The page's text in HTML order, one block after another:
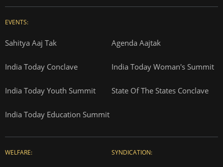
EVENTS:
Sahitya Aaj Tak Agenda Aajtak
India Today Conclave India Today Woman's Summit
India Today Youth Summit State Of The States Conclave
India Today Education Summit
WELFARE: SYNDICATION: